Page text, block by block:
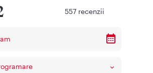
557 recenzii